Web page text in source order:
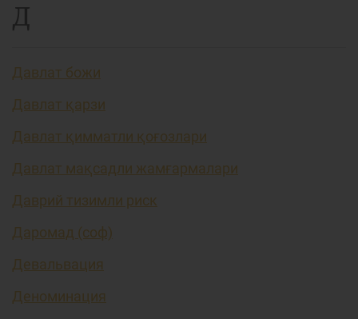
Д
Давлат божи
Давлат қарзи
Давлат қимматли қоғозлари
Давлат мақсадли жамғармалари
Даврий тизимли риск
Даромад (соф)
Девальвация
Деноминация